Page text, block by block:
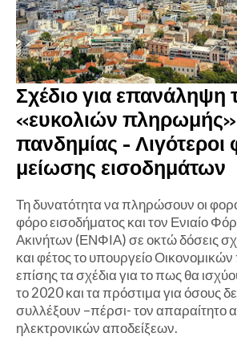
Σχέδιο για επανάληψη
«ευκολιών
πανδημίας -
μείωσης εισοδημάτων
Τη δυνατότητα να πληρώσουν οι
φόρο εισοδήματος και τον Ενιαίο
Ακινήτων (ΕΝΦΙΑ) σε οκτώ δόσεις
και φέτος το υπουργείο Οικονομικών
επίσης τα σχέδια για το πως θα
το 2020 και τα πρόστιμα για όσους
συλλέξουν –πέρσι- τον απαραίτητο
ηλεκτρονικών αποδείξεων.